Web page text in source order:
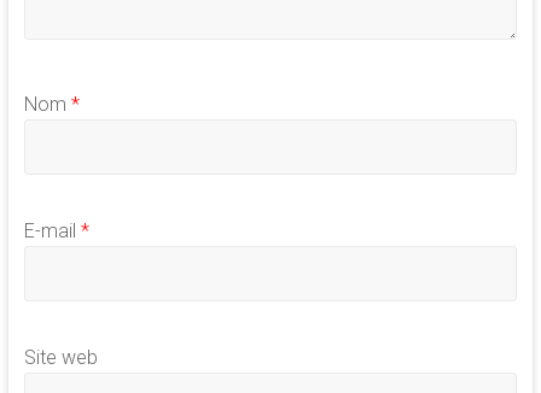
Nom *
E-mail *
Site web